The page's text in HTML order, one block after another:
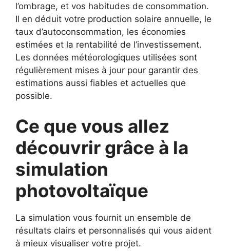
l’ombrage, et vos habitudes de consommation.
Il en déduit votre production solaire annuelle, le
taux d’autoconsommation, les économies
estimées et la rentabilité de l’investissement.
Les données météorologiques utilisées sont
régulièrement mises à jour pour garantir des
estimations aussi fiables et actuelles que
possible.
Ce que vous allez
découvrir grâce à la
simulation
photovoltaïque
La simulation vous fournit un ensemble de
résultats clairs et personnalisés qui vous aident
à mieux visualiser votre projet.